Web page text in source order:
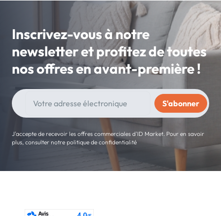
Inscrivez-vous à notre
newsletter et profitez de toutes
nos offres en avant-première !
J'accepte de recevoir les offres commerciales d'ID Market. Pour en savoir
plus, consulter notre politique de confidentialité